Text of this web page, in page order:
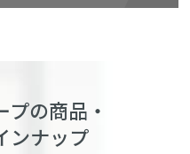
の商品・
ンナップ